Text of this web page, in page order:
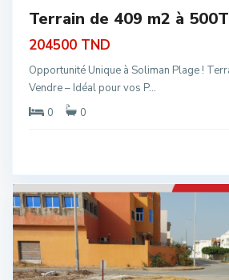
Terrain de 409 m2 à
204500 TND
Opportunité Unique à Soliman Plage !
Vendre – Idéal pour vos P...
0
0